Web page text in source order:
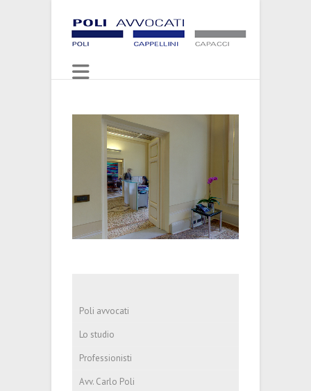
Poli avvocati
Lo studio
Professionisti
Avv. Carlo Poli